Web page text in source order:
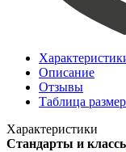
Описание
Отзывы
Таблица
Характеристики
Стандарты и